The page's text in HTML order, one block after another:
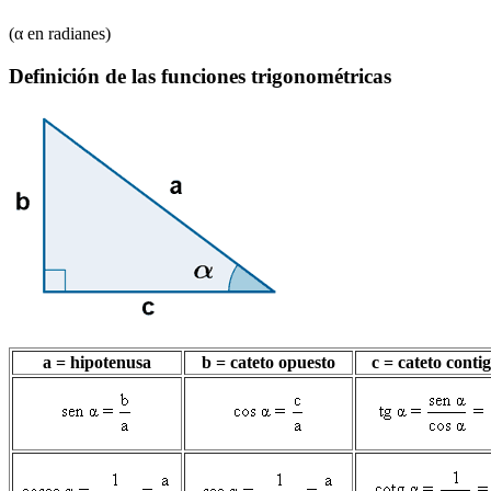
(α en radianes)
Definición de las funciones trigonométricas
a = hipotenusa b = cateto opuesto c = cateto